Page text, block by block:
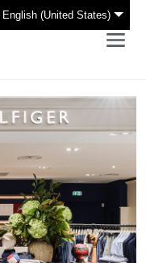
English (United States)